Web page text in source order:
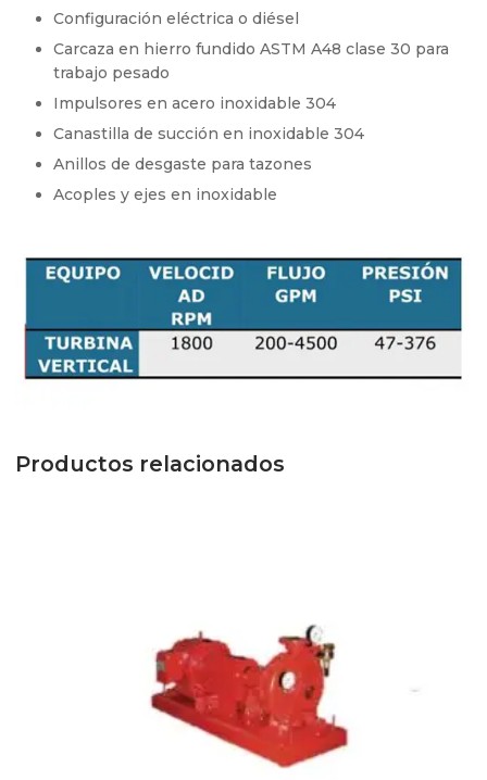
Configuración eléctrica o diésel
Carcaza en hierro fundido ASTM A48 clase 30 para
trabajo pesado
Impulsores en acero inoxidable 304
Canastilla de succión en inoxidable 304
Anillos de desgaste para tazones
Acoples y ejes en inoxidable
Productos relacionados